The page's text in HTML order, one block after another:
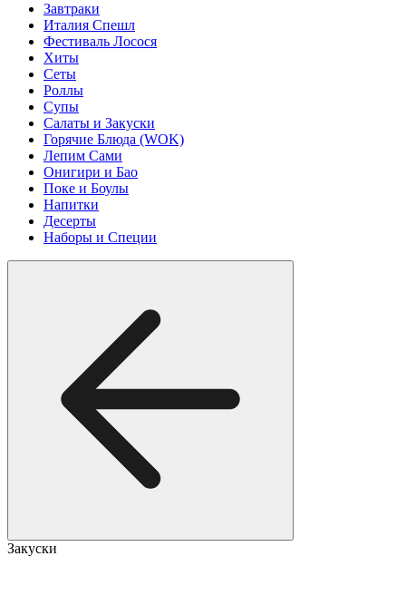
Завтраки
Италия Спешл
Фестиваль Лосося
Хиты
Сеты
Роллы
Супы
Салаты и Закуски
Горячие Блюда (WOK)
Лепим Сами
Онигири и Бао
Поке и Боулы
Напитки
Десерты
Наборы и Специи
Закуски